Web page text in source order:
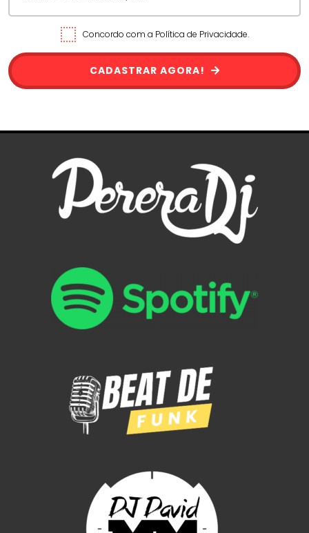
Concordo com a Política de Privacidade.
CADASTRAR AGORA!